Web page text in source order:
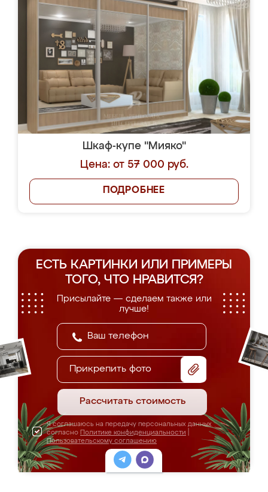
Шкаф-купе "Мияко"
Цена: от 57 000 руб.
ПОДРОБНЕЕ
ЕСТЬ КАРТИНКИ ИЛИ ПРИМЕРЫ
ТОГО, ЧТО НРАВИТСЯ?
Присылайте — сделаем также или
лучше!
Прикрепить фото
Рассчитать стоимость
Я соглашаюсь на передачу персональных данных
согласно Политике конфиденциальности
Пользовательскому соглашению